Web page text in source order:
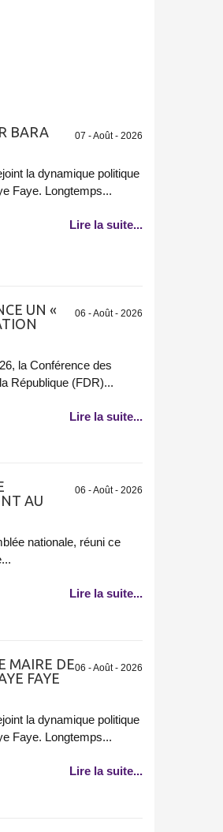
07 - Août - 2026
BARA
la dynamique politique
Faye. Longtemps...
Lire la suite...
06 - Août - 2026
UN «
la Conférence des
République (FDR)...
Lire la suite...
06 - Août - 2026
AU
nationale, réuni ce
Lire la suite...
06 - Août - 2026
MAIRE DE
FAYE
la dynamique politique
Faye. Longtemps...
Lire la suite...